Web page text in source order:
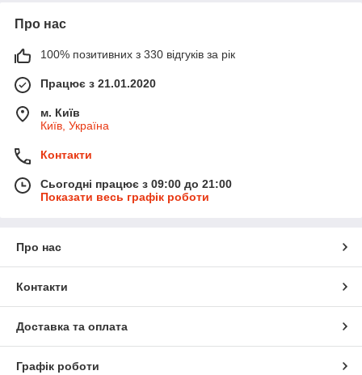
Про нас
100% позитивних з 330 відгуків за рік
Працює з 21.01.2020
м. Київ
Київ, Україна
Контакти
Сьогодні працює з 09:00 до 21:00
Показати весь графік роботи
Про нас
Контакти
Доставка та оплата
Графік роботи